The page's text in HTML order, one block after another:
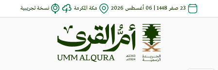
23 صفر 1448 | 06 أغسطس 2026 مكة المكرمة نسخة تجريبية